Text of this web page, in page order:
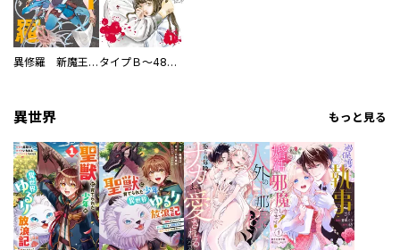
異修羅 新魔王戦争 タイプＢ～48時間後、致死率100％～【単話】
異世界 もっと見る